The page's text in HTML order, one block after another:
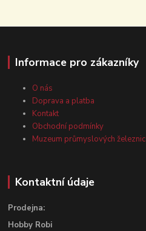
Informace pro zákazníky
O nás
Doprava a platba
Kontakt
Obchodní podmínky
Muzeum průmyslových železnic
Kontaktní údaje
Prodejna:
Hobby Robi